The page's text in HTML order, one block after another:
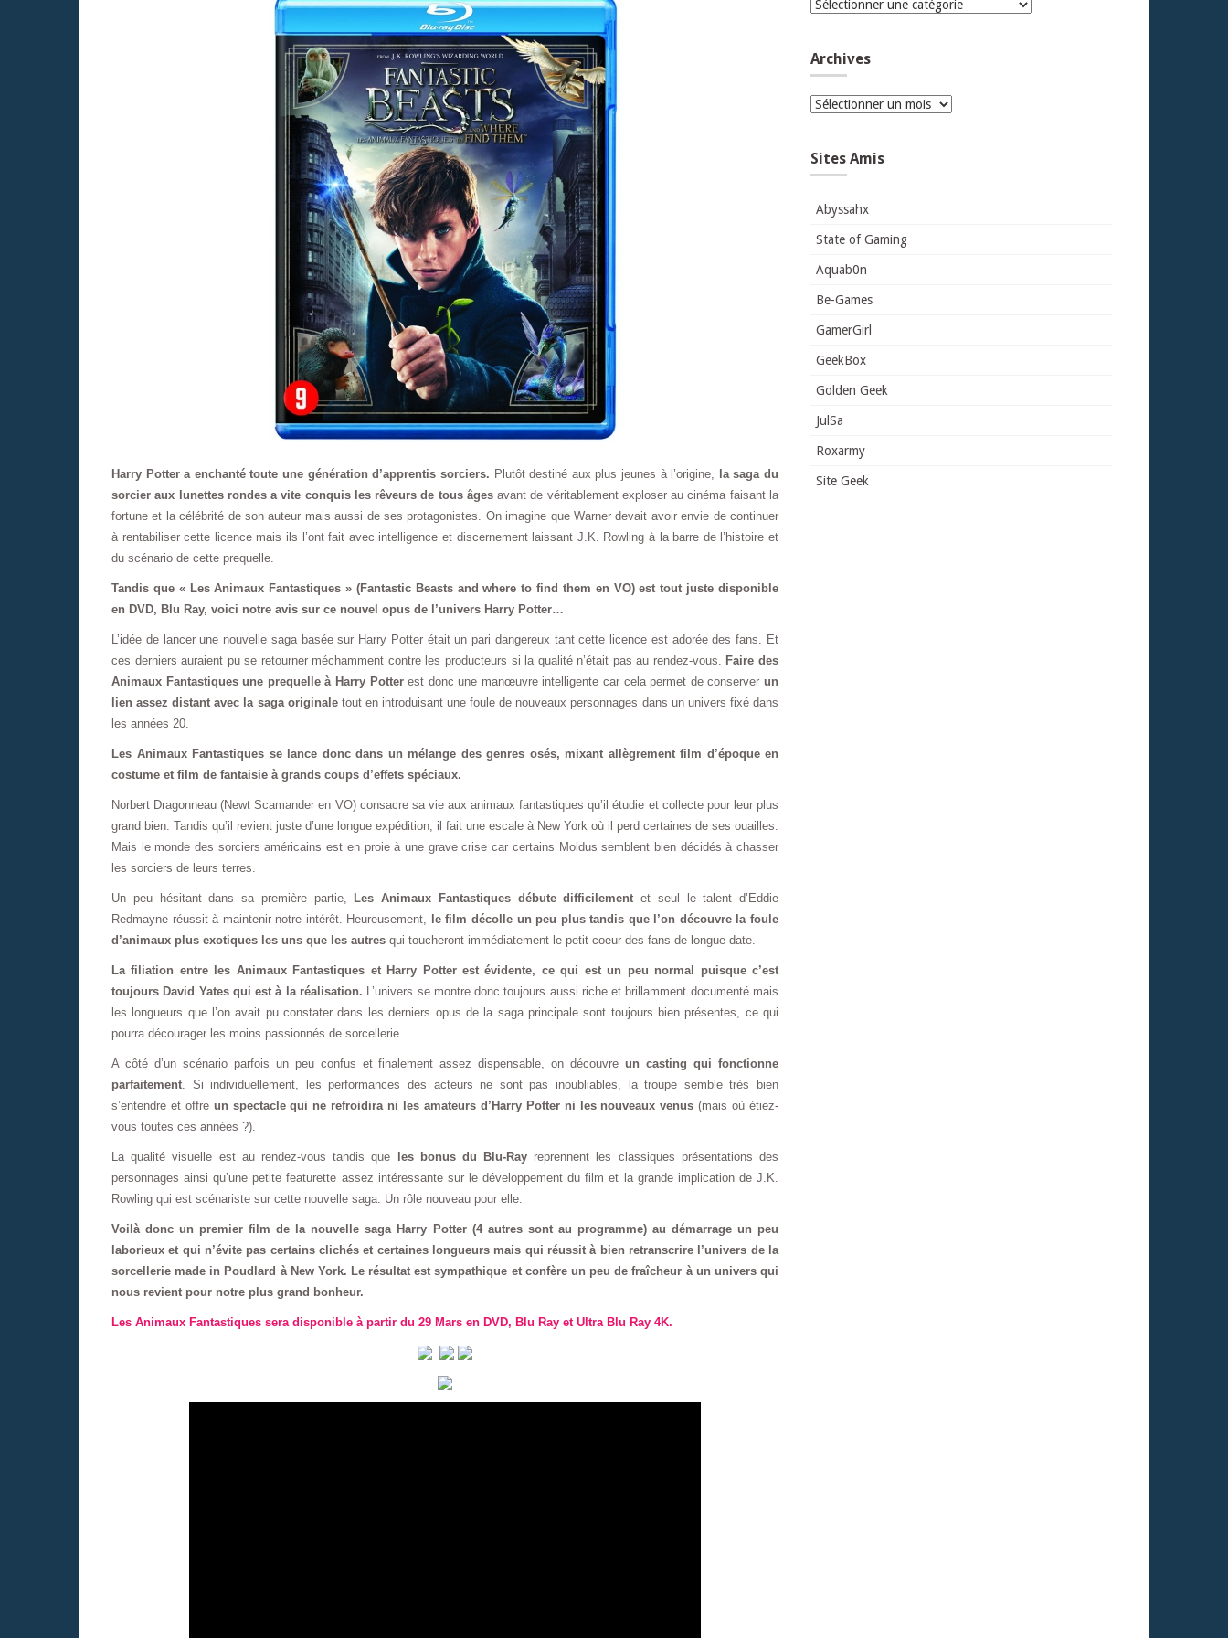
Harry Potter a enchanté toute une génération d’apprentis sorciers. Plutôt destiné aux plus jeunes à l’origine,
la saga du
sorcier aux lunettes rondes a vite conquis les rêveurs de tous âgesavant de véritablement exploser au cinéma faisant la
fortune et la célébrité de son auteur mais aussi de ses protagonistes. On imagine que Warner devait avoir envie de continuer
à rentabiliser cette licence mais ils l’ont fait avec intelligence et discernement laissant J.K. Rowling à la barre de l’histoire et
du scénario de cette prequelle.
Tandis que « Les Animaux Fantastiques » (Fantastic Beasts and where to find them en VO) est tout juste disponible
en DVD, Blu Ray, voici notre avis sur ce nouvel opus de l’univers Harry Potter…
L’idée de lancer une nouvelle saga basée sur Harry Potter était un pari dangereux tant cette licence est adorée des fans. Et
ces derniers auraient pu se retourner méchamment contre les producteurs si la qualité n’était pas au rendez-vous. Faire des
Animaux Fantastiques une prequelle à Harry Potterest donc une manœuvre intelligente car cela permet de conserverun
lien assez distant avec la saga originaletout en introduisant une foule de nouveaux personnages dans un univers fixé dans
les années 20.
Les Animaux Fantastiques se lance donc dans un mélange des genres osés, mixant allègrement film d’époque en
costume et film de fantaisie à grands coups d’effets spéciaux.
Norbert Dragonneau (Newt Scamander en VO) consacre sa vie aux animaux fantastiques qu’il étudie et collecte pour leur plus
grand bien. Tandis qu’il revient juste d’une longue expédition, il fait une escale à New York où il perd certaines de ses ouailles.
Mais le monde des sorciers américains est en proie à une grave crise car certains Moldus semblent bien décidés à chasser
les sorciers de leurs terres.
Un peu hésitant dans sa première partie, Les Animaux Fantastiques débute difficilement et seul le talent d’Eddie
Redmayne réussit à maintenir notre intérêt. Heureusement, le film décolle un peu plus tandis que l’on découvre la foule
d’animaux plus exotiques les uns que les autres qui toucheront immédiatement le petit coeur des fans de longue date.
La filiation entre les Animaux Fantastiques et Harry Potter est évidente, ce qui est un peu normal puisque c’est
toujours David Yates qui est à la réalisation. L’univers se montre donc toujours aussi riche et brillamment documenté mais
les longueurs que l’on avait pu constater dans les derniers opus de la saga principale sont toujours bien présentes, ce qui
pourra décourager les moins passionnés de sorcellerie.
A côté d’un scénario parfois un peu confus et finalement assez dispensable, on découvreun casting qui fonctionne
parfaitement . Si individuellement, les performances des acteurs ne sont pas inoubliables, la troupe semble très bien
s’entendre et offre un spectacle qui ne refroidira ni les amateurs d’Harry Potter ni les nouveaux venus (mais où étiez-
vous toutes ces années ?).
La qualité visuelle est au rendez-vous tandis que les bonus du Blu-Ray reprennent les classiques présentations des
personnages ainsi qu’une petite featurette assez intéressante sur le développement du film et la grande implication de J.K.
Rowling qui est scénariste sur cette nouvelle saga. Un rôle nouveau pour elle.
Voilà donc un premier film de la nouvelle saga Harry Potter (4 autres sont au programme) au démarrage un peu
laborieux et qui n’évite pas certains clichés et certaines longueurs mais qui réussit à bien retranscrire l’univers de la
sorcellerie made in Poudlard à New York. Le résultat est sympathique et confère un peu de fraîcheur à un univers qui
nous revient pour notre plus grand bonheur.
Les Animaux Fantastiques sera disponible à partir du 29 Mars en DVD, Blu Ray et Ultra Blu Ray 4K.
Catégories
Archives
Archives
Sites Amis
Abyssahx
State of Gaming
Aquab0n
Be-Games
GamerGirl
GeekBox
Golden Geek
JulSa
Roxarmy
Site Geek